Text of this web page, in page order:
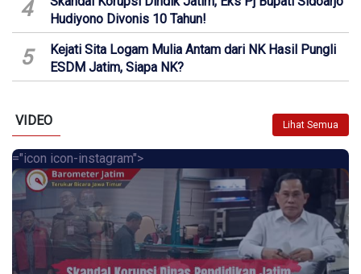
4
Hudiyono Divonis 10 Tahun!
5
Kejati Sita Logam Mulia Antam dari NK Hasil Pungli
ESDM Jatim, Siapa NK?
VIDEO Lihat Semua
="icon icon-instagram">